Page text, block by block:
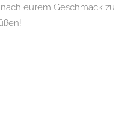
eurem Geschmack zu